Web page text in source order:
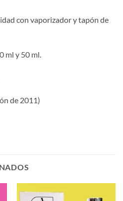
con vaporizador y tapón de
ml y 50 ml.
de 2011)